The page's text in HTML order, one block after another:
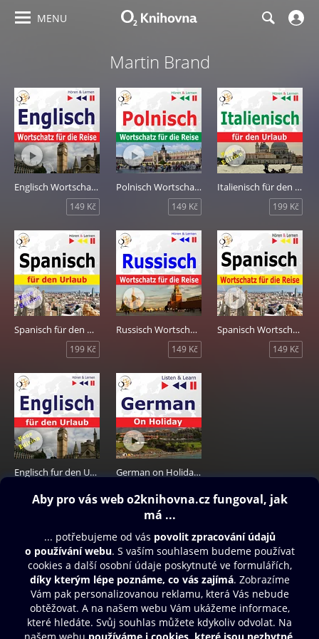
MENU
Martin Brand
Englisch Wortschatz für die Reise: 1000 Wichtige Wörter und Redewendungen im Alltag
149 Kč
Polnisch Wortschatz für die Reise: 1000 wichtige Wörter und Wendungen
149 Kč
Italienisch für den Urlaub
199 Kč
Spanisch für den Urlaub
199 Kč
Russisch Wortschatz für die Reise: 1000 Wichtige Wörter und Redewendungen im Alltag
149 Kč
Spanisch Wortschatz für die Reise: 1000 Wichtige Wörter und Redewendungen im Alltag
149 Kč
Englisch fur den Urlaub: On Holiday - Neue Edition
199 Kč
German on Holiday: Deutsch für die Ferien
Obsah ke stažení
Moje O2 Knihovna
Další zábava